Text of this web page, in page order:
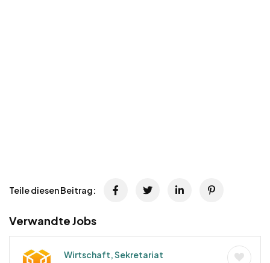
Teile diesen Beitrag:
Verwandte Jobs
Wirtschaft, Sekretariat